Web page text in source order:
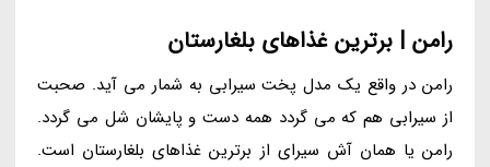
رامن | برترین غذاهای بلغارستان
رامن در واقع یک مدل پخت سیرابی به شمار می آید. صحبت
از سیرابی هم که می گردد همه دست و پایشان شل می گردد.
رامن یا همان آش سیرای از برترین غذاهای بلغارستان است.